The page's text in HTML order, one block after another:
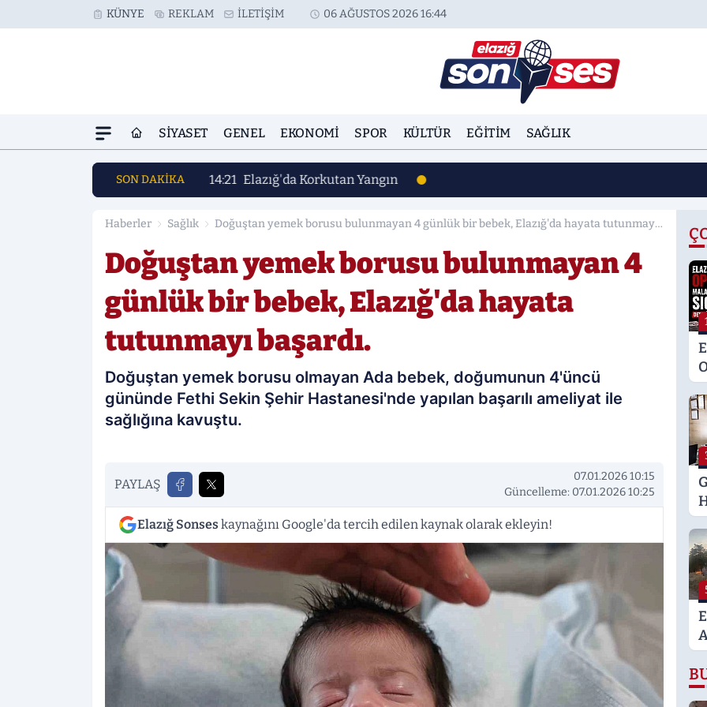
KÜNYE REKLAM İLETIŞIM 06 AĞUSTOS 2026 16:44
SIYASET GENEL EKONOMI SPOR KÜLTÜR EĞITIM SAĞLIK
SON DAKİKA 14:21 Elazığ'da Korkutan Yangın
Haberler Sağlık
Doğuştan yemek borusu bulunmayan 4 günlük bir bebek, Elazığ'da hayata tutunmayı
Doğuştan yemek borusu bulunmayan 4
günlük bir bebek, Elazığ'da hayata
tutunmayı başardı.
Doğuştan yemek borusu olmayan Ada bebek, doğumunun 4'üncü
gününde Fethi Sekin Şehir Hastanesi'nde yapılan başarılı ameliyat ile
sağlığına kavuştu.
PAYLAŞ
07.01.2026 10:15
Güncelleme: 07.01.2026 10:25
Elazığ Sonses kaynağını Google'da tercih edilen kaynak olarak ekleyin!